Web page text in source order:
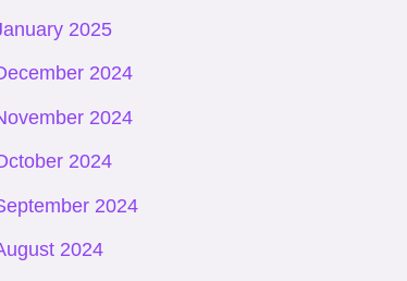
2025
2024
2024
2024
2024
2024